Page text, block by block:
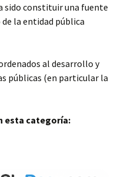
sido constituir una fuente
la entidad pública
al desarrollo y
públicas (en particular la
esta categoría: